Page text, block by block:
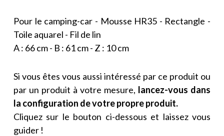
Pour le camping-car - Mousse HR35 - Rectangle -
Toile aquarel - Fil de lin
A : 66 cm - B : 61 cm - Z : 10 cm
Si vous êtes vous aussi intéressé par ce produit ou
par un produit à votre mesure, lancez-vous dans
la configuration de votre propre produit.
Cliquez sur le bouton ci-dessous et laissez vous
guider !